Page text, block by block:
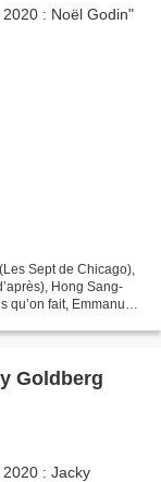
Sept de Chicago),
Hong Sang-
qu’on fait, Emmanuel
Goldberg